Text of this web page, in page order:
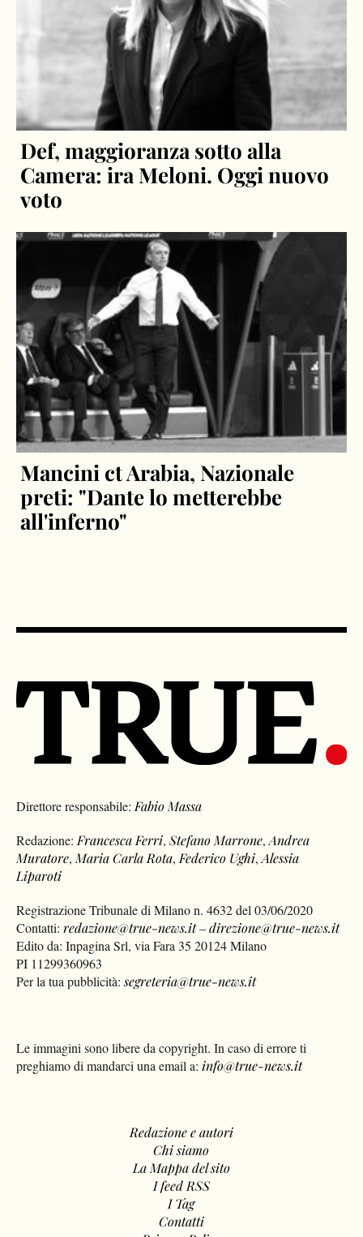
Def, maggioranza sotto alla
Camera: ira Meloni. Oggi nuovo
voto
Mancini ct Arabia, Nazionale
preti: "Dante lo metterebbe
all'inferno"
Direttore responsabile: Fabio Massa
Redazione: Francesca Ferri,Stefano Marrone,Andrea
Muratore, Maria Carla Rota, Federico Ughi,Alessia
Liparoti
Registrazione Tribunale di Milano n. 4632 del 03/06/2020
Contatti:redazione@true-news.it–direzione@true-news.it
Edito da: Inpagina Srl, via Fara 35 20124 Milano
PI 11299360963
Per la tua pubblicità:segreteria@true-news.it
Le immagini sono libere da copyright. In caso di errore ti
preghiamo di mandarci una email a: info@true-news.it
Redazione e autori
Chi siamo
La Mappa del sito
I feed RSS
I Tag
Contatti